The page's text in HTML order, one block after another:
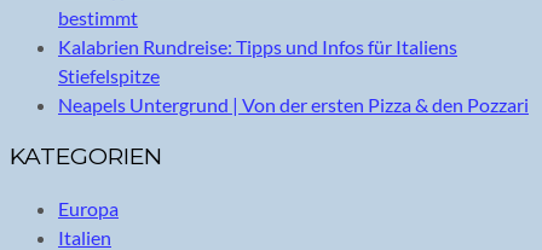
bestimmt
Kalabrien Rundreise: Tipps und Infos für Italiens
Stiefelspitze
Neapels Untergrund | Von der ersten Pizza & den Pozzari
KATEGORIEN
Europa
Italien